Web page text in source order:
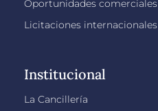
Oportunidades comerciales
Licitaciones internacionales
Institucional
La Cancillería